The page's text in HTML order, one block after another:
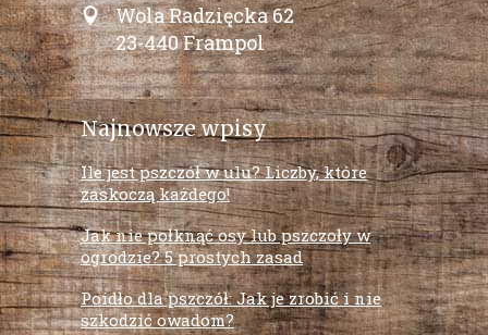
Wola Radzięcka 62
23-440 Frampol
Najnowsze wpisy
Ile jest pszczół w ulu? Liczby, które
zaskoczą każdego!
Jak nie połknąć osy lub pszczoły w
ogrodzie? 5 prostych zasad
Poidło dla pszczół: Jak je zrobić i nie
szkodzić owadom?